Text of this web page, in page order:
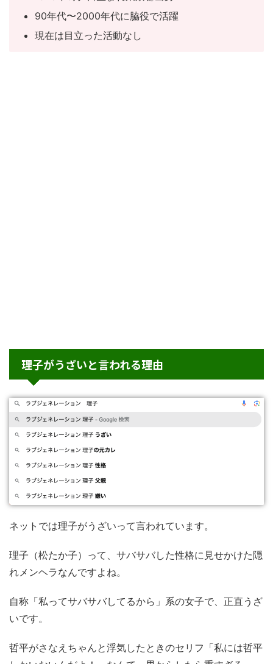
90年代〜2000年代に脇役で活躍
現在は目立った活動なし
理子がうざいと言われる理由
ネットでは理子がうざいって言われています。
理子（松たか子）って、サバサバした性格に見せかけた隠
れメンヘラなんですよね。
自称「私ってサバサバしてるから」系の女子で、正直うざ
いです。
哲平がさなえちゃんと浮気したときのセリフ「私には哲平